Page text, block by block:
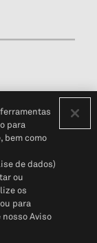
(em inglês)
Global
para
bem como
de dados)
ou
os
para
Aviso